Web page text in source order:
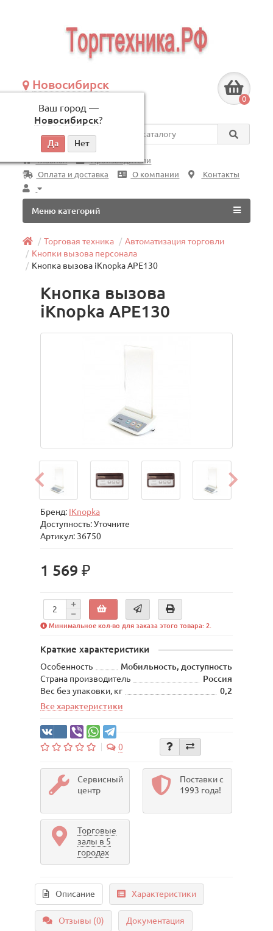
Новосибирск
Ваш город —
Новосибирск?
по будням, с 09:00 до 18:00
0
Везде
Главная
Производители
Оплата и доставка
О компании Контакты
Меню категорий
Торговая техника
Автоматизация торговли
Кнопки вызова персонала
Кнопка вызова iKnopka APE130
Кнопка вызова
iKnopka APE130
Бренд: IKnopka
Доступность: Уточните
Артикул: 36750
1 569 ₽
Минимальное кол-во для заказа этого товара: 2.
Краткие характеристики
Особенность
Мобильность, доступность
Страна производитель
Россия
Вес без упаковки, кг
0,2
Все характеристики
0
Сервисный
центр
Поставки с
1993 года!
Торговые
залы в 5
городах
Описание Характеристики
Отзывы (0) Документация